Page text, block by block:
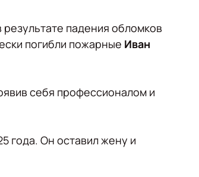
падения обломков
погибли пожарные Иван
себя профессионалом и
года. Он оставил жену и